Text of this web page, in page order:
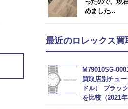
ったので、現
めました...
最近のロレックス買
M79010SG-
買取店別チュ
ドル） ブラッ
を比較（2021年